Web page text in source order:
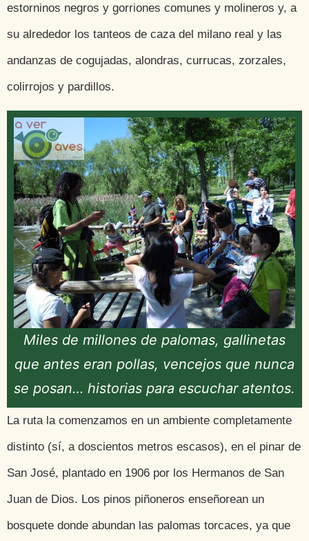
estorninos negros y gorriones comunes y molineros y, a
su alrededor los tanteos de caza del milano real y las
andanzas de cogujadas, alondras, currucas, zorzales,
colirrojos y pardillos.
Miles de millones de palomas, gallinetas
que antes eran pollas, vencejos que nunca
se posan… historias para escuchar atentos.
La ruta la comenzamos en un ambiente completamente
distinto (sí, a doscientos metros escasos), en el pinar de
San José, plantado en 1906 por los Hermanos de San
Juan de Dios. Los pinos piñoneros enseñorean un
bosquete donde abundan las palomas torcaces, ya que